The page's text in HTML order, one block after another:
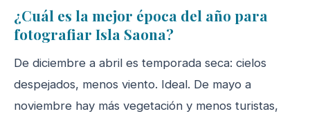
¿Cuál es la mejor época del año para
fotografiar Isla Saona?
De diciembre a abril es temporada seca: cielos
despejados, menos viento. Ideal. De mayo a
noviembre hay más vegetación y menos turistas,